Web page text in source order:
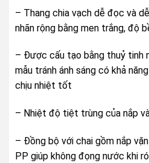
– Thang chia vạch dễ đọc và
nhãn rộng bằng men trắng, độ
– Được cấu tạo bằng thuỷ tinh
mẫu tránh ánh sáng có khả
chịu nhiệt tốt
– Nhiệt độ tiệt trùng của nắp
– Đồng bộ với chai gồm nắp
PP giúp không đọng nước khi